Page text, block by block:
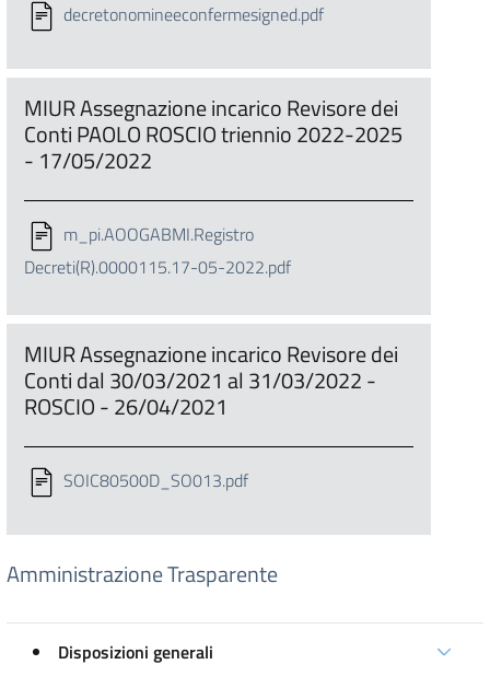
decretonomineeconfermesigned.pdf
MIUR Assegnazione incarico Revisore dei
Conti PAOLO ROSCIO triennio 2022-2025
- 17/05/2022
m_pi.AOOGABMI.Registro
Decreti(R).0000115.17-05-2022.pdf
MIUR Assegnazione incarico Revisore dei
Conti dal 30/03/2021 al 31/03/2022 -
ROSCIO - 26/04/2021
SOIC80500D_SO013.pdf
Amministrazione Trasparente
Disposizioni generali